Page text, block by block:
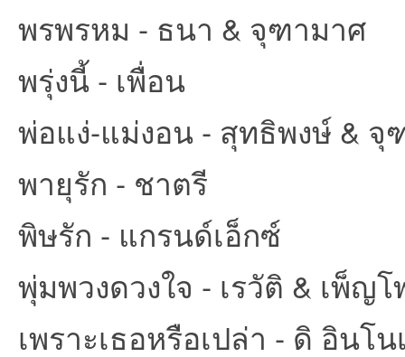
พรพรหม - ธนา & จุฑามาศ
พรุ่งนี้ - เพื่อน
พ่อแง่-แม่งอน - สุทธิพงษ์ & จุ
พายุรัก - ชาตรี
พิษรัก - แกรนด์เอ็กซ์
พุ่มพวงดวงใจ - เรวัติ & เพ็ญ
เพราะเธอหรือเปล่า - ดิ อินโ